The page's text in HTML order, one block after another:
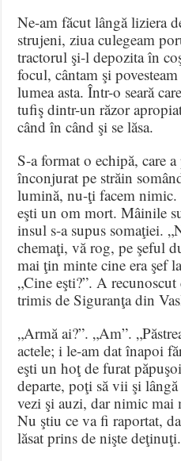
Ne-am făcut lângă liziera
strujeni, ziua culegeam
tractorul şi-l depozita în
focul, cântam şi
lumea asta. Într-o seară
tufiş dintr-un răzor
când în când şi se lăsa.
S-a format o echipă, care
înconjurat pe străin
lumină, nu-ţi facem nimic.
eşti un om mort. Mâinile
insul s-a supus somaţiei.
chemaţi, vă rog, pe şeful
mai ţin minte cine era şef
„Cine eşti?”. A
trimis de Siguranţa din
„Armă ai?”. „Am”.
actele; i le-am dat înapoi
eşti un hoţ de furat
departe, poţi să vii şi
vezi şi auzi, dar nimic mai
Nu ştiu ce va fi raportat,
lăsat prins de nişte deţinuţi.